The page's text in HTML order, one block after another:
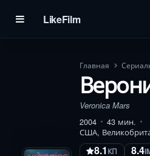
LikeFilm
Главная
Veronica Mars
2004
43 мин.
США,
8.1 КП 8.4